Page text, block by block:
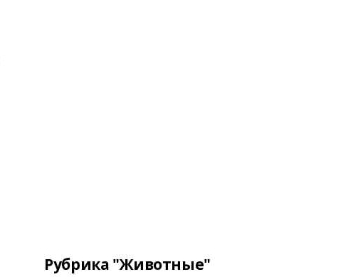
Рубрика "Животные"